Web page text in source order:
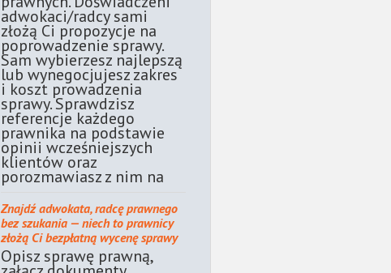
adwokaci/radcy sami
złożą Ci propozycje na
poprowadzenie sprawy.
Sam wybierzesz najlepszą
lub wynegocjujesz zakres
i koszt prowadzenia
sprawy. Sprawdzisz
referencje każdego
prawnika na podstawie
opinii wcześniejszych
klientów oraz
porozmawiasz z nim na
Znajdź adwokata, radcę prawnego
bez szukania — niech to prawnicy
złożą Ci bezpłatną wycenę sprawy
Opisz sprawę prawną,